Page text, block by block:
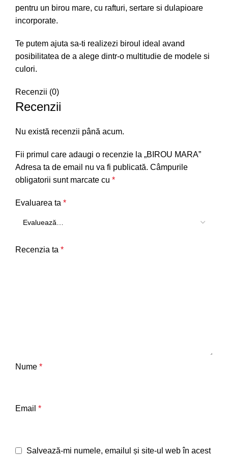
pentru un birou mare, cu rafturi, sertare si dulapioare
incorporate.
Te putem ajuta sa-ti realizezi biroul ideal avand
posibilitatea de a alege dintr-o multitudie de modele si
culori.
Recenzii (0)
Recenzii
Nu există recenzii până acum.
Fii primul care adaugi o recenzie la „BIROU MARA”
Adresa ta de email nu va fi publicată. Câmpurile
obligatorii sunt marcate cu *
Evaluarea ta *
Recenzia ta *
Nume *
Email *
Salvează-mi numele, emailul și site-ul web în acest